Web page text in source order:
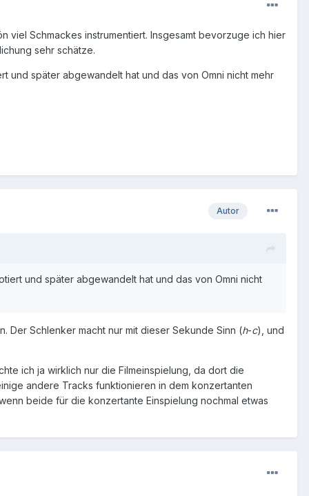
viel Schmackes instrumentiert. Insgesamt bevorzuge ich hier
sehr schätze.
und später abgewandelt hat und das von Omni nicht mehr
Autor
und später abgewandelt hat und das von Omni nicht
Der Schlenker macht nur mit dieser Sekunde Sinn (h-c), und
ich ja wirklich nur die Filmeinspielung, da dort die
andere Tracks funktionieren in dem konzertanten
beide für die konzertante Einspielung nochmal etwas